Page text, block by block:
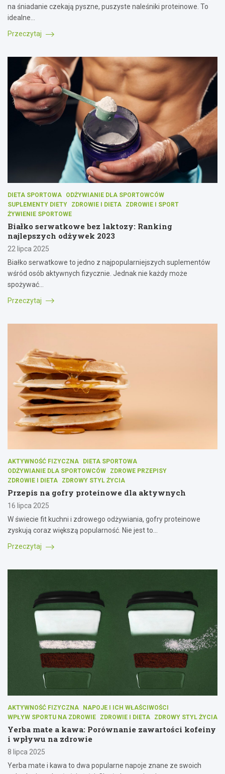
na śniadanie czekają pyszne, puszyste naleśniki proteinowe. To
idealne…
Przeczytaj
DIETA SPORTOWA
ODŻYWIANIE DLA SPORTOWCÓW
SUPLEMENTY DIETY
ZDROWIE I DIETA
ZDROWIE I SPORT
ŻYWIENIE SPORTOWE
Białko serwatkowe bez laktozy: Ranking
najlepszych odżywek 2023
22 lipca 2025
Białko serwatkowe to jedno z najpopularniejszych suplementów
wśród osób aktywnych fizycznie. Jednak nie każdy może
spożywać…
Przeczytaj
AKTYWNOŚĆ FIZYCZNA
DIETA SPORTOWA
ODŻYWIANIE DLA SPORTOWCÓW
ZDROWE PRZEPISY
ZDROWIE I DIETA
ZDROWY STYL ŻYCIA
Przepis na gofry proteinowe dla aktywnych
16 lipca 2025
W świecie fit kuchni i zdrowego odżywiania, gofry proteinowe
zyskują coraz większą popularność. Nie jest to…
Przeczytaj
AKTYWNOŚĆ FIZYCZNA
NAPOJE I ICH WŁAŚCIWOŚCI
WPŁYW SPORTU NA ZDROWIE
ZDROWIE I DIETA ZDROWY STYL ŻYCIA
Yerba mate a kawa: Porównanie zawartości kofeiny
i wpływu na zdrowie
8 lipca 2025
Yerba mate i kawa to dwa popularne napoje znane ze swoich